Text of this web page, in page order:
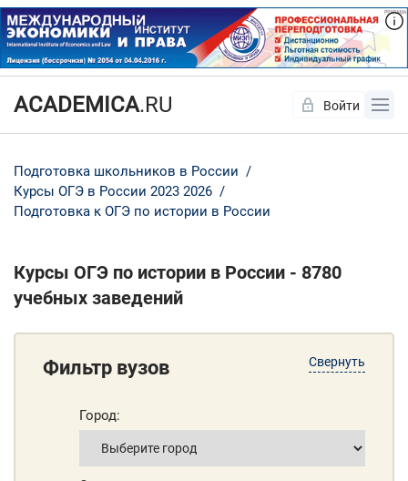
ACADEMICA.RU Войти
Подготовка школьников в России
Курсы ОГЭ в России 2023 2026
Подготовка к ОГЭ по истории в России
Курсы ОГЭ по истории в России - 8780
учебных заведений
Свернуть
Фильтр вузов
Город:
Да Нет